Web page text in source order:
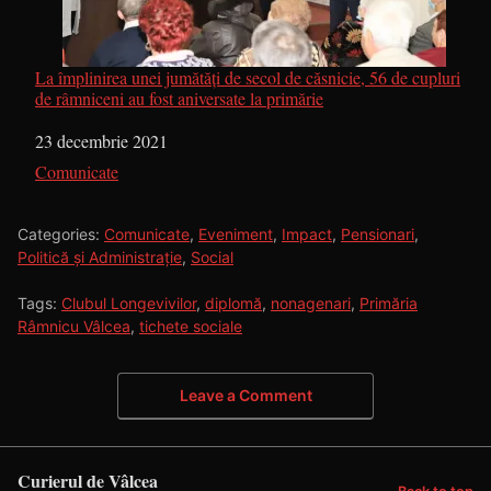
La împlinirea unei jumătăţi de secol de căsnicie, 56 de cupluri
de râmniceni au fost aniversate la primărie
Dată
23 decembrie 2021
În legătură cu
Comunicate
Categories: Comunicate, Eveniment, Impact, Pensionari,
Politică și Administrație, Social
Tags: Clubul Longevivilor, diplomă, nonagenari, Primăria
Râmnicu Vâlcea, tichete sociale
Leave a Comment
Curierul de Vâlcea